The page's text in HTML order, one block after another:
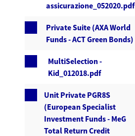
assicurazione_052020.pdf
Private Suite (AXA World
Funds - ACT Green Bonds)
MultiSelection -
Kid_012018.pdf
Unit Private PGR8S
(European Specialist
Investment Funds - MeG
Total Return Credit